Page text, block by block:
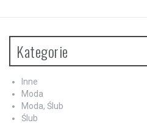
Kategorie
Inne
Moda
Moda, Ślub
Ślub